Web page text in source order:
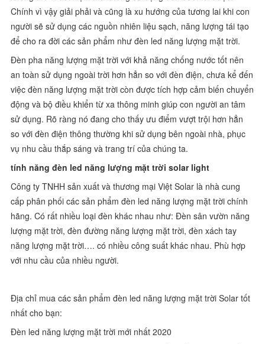
Chính vì vậy giải phải và cũng là xu hướng của tương lai khi con
người sẽ sử dụng các nguồn nhiên liệu sạch, năng lượng tái tạo
để cho ra đời các sản phẩm như đèn led năng lượng mặt trời.
Đèn pha năng lượng mặt trời với khả năng chống nước tốt nên
an toàn sử dụng ngoài trời hơn hẳn so với đèn điện, chưa kể đến
việc đèn năng lượng mặt trời còn được tích hợp cảm biến chuyển
động và bộ điều khiển từ xa thông minh giúp con người an tâm
sử dụng. Rõ ràng nó đang cho thấy ưu điểm vượt trội hơn hẳn
so với đèn điện thông thường khi sử dụng bên ngoài nhà, phục
vụ nhu cầu thắp sáng và trang trí của chúng ta.
tính năng đèn led năng lượng mặt trời solar light
Công ty TNHH sản xuất và thương mại Việt Solar là nhà cung
cấp phân phối các sản phẩm đèn led năng lượng mặt trời chính
hãng. Có rất nhiều loại đèn khác nhau như: Đèn sân vườn năng
lượng mặt trời, đèn đường năng lượng mặt trời, đèn xách tay
năng lượng mặt trời…. có nhiều công suất khác nhau. Phù hợp
với nhu cầu của nhiều người.
Địa chỉ mua các sản phẩm đèn led năng lượng mặt trời Solar tốt
nhất cho bạn:
Đèn led năng lượng mặt trời mới nhất 2020